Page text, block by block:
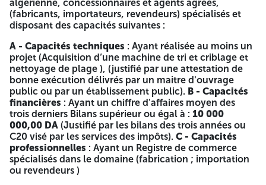
pièces suivantes : A .LE DOSSIER DE CANDIDATURE
CONTIENT : Déclaration de candidature remplie, signée,
signée et cachetée et paraphée. Statut éventuel de
l'entreprise (EURL- SPA- SNC-SARL). Copie de Registre de
commerce. Copie de l'Extrait de rôle (moins de trois 03
mois) apuré ou avec un planning de paiement. Copie de
l'Attestation de mise à jour CNAS – CASNOS. Copie du
Casier judiciaire du gérant (délivré depuis moins de 03
mois). Copie des Attestation de dépôt des comptes sociaux
(EURL- SPA- SNC-SARL). Copie Carte d'identification
fiscale. Copie Carte d'identification statistique. Capacités
financières de l'entreprise, (justifiées par les bilans
financiers des trois (03) derniers Bilans dument visés par les
services des impôts). Chiffre d'affaires des trois derniers
algérienne, concessionnaires et agents agréés,
(fabricants, importateurs, revendeurs) spécialisés et
disposant des capacités suivantes :
A - Capacités techniques : Ayant réalisée au moins un
projet (Acquisition d’une machine de tri et criblage et
nettoyage de plage ), (justifié par une attestation de
bonne exécution délivrés par un maitre d'ouvrage
public ou par un établissement public). B - Capacités
financières : Ayant un chiffre d'affaires moyen des
trois derniers Bilans supérieur ou égal à : 10 000
000,00 DA (Justifié par les bilans des trois années ou
C20 visé par les services des impôts). C - Capacités
professionnelles : Ayant un Registre de commerce
spécialisés dans le domaine (fabrication ; importation
ou revendeurs )